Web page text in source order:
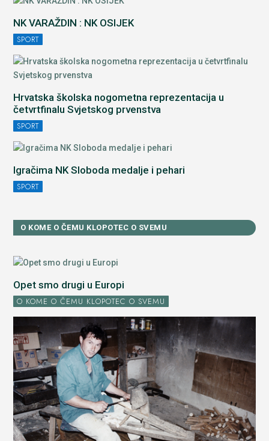
NK VARAŽDIN : NK OSIJEK
SPORT
Hrvatska školska nogometna reprezentacija u
četvrtfinalu Svjetskog prvenstva
SPORT
Igračima NK Sloboda medalje i pehari
SPORT
O KOME O ČEMU KLOPOTEC O SVEMU
Opet smo drugi u Europi
O KOME O ČEMU KLOPOTEC O SVEMU